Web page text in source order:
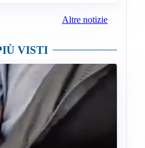
Altre notizie
VISTI